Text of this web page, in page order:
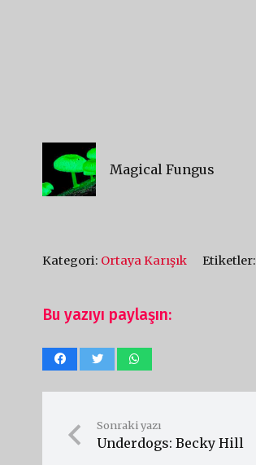
Magical Fungus
Kategori: Ortaya Karışık Etiketler:
Bu yazıyı paylaşın:
Sonraki yazı
Underdogs: Becky Hill